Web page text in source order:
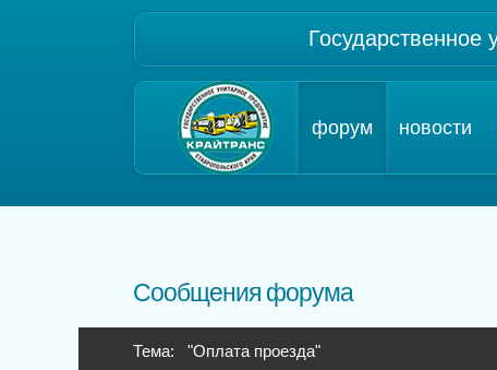
форум новости
Сообщения форума
Тема: "Оплата проезда"